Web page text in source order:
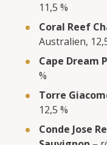
11,5 %
Coral Reef
Australien,
Cape Dream
%
Torre
12,5 %
Conde Jose